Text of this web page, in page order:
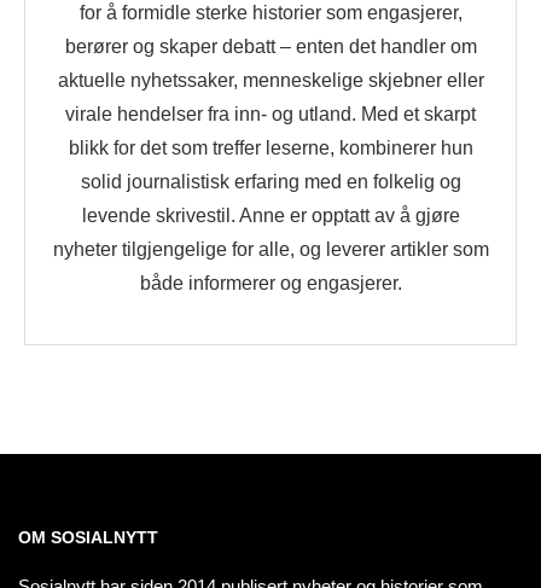
for å formidle sterke historier som engasjerer,
berører og skaper debatt – enten det handler om
aktuelle nyhetssaker, menneskelige skjebner eller
virale hendelser fra inn- og utland. Med et skarpt
blikk for det som treffer leserne, kombinerer hun
solid journalistisk erfaring med en folkelig og
levende skrivestil. Anne er opptatt av å gjøre
nyheter tilgjengelige for alle, og leverer artikler som
både informerer og engasjerer.
OM SOSIALNYTT